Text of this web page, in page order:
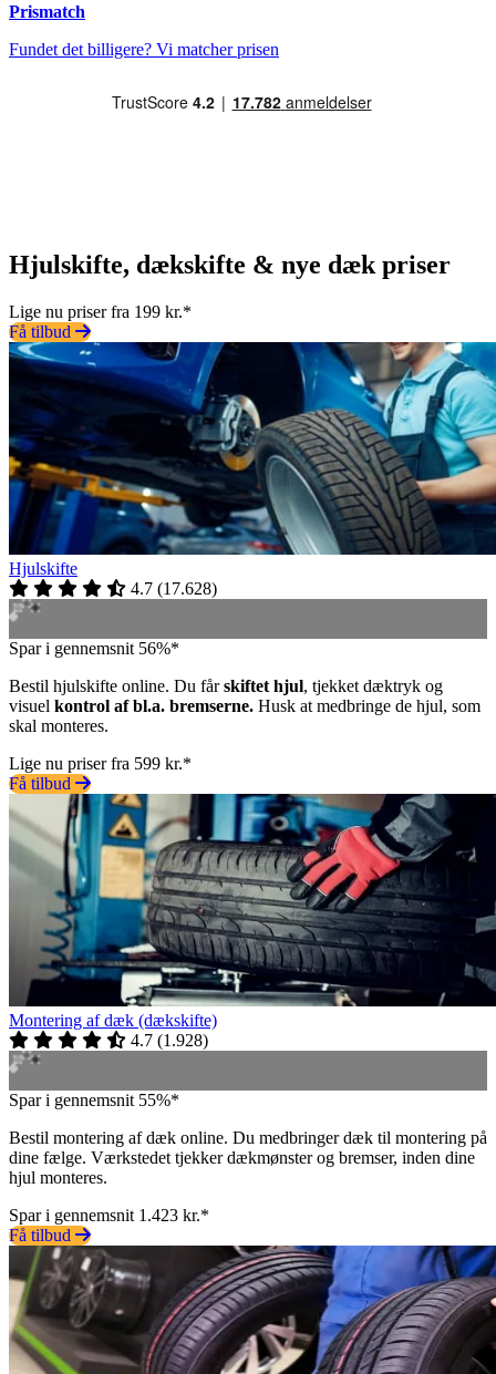
Prismatch
Fundet det billigere? Vi matcher prisen
Hjulskifte, dækskifte & nye dæk priser
Lige nu priser fra 199 kr.*
Få tilbud
Hjulskifte
4.7 (17.628)
Spar i gennemsnit 56%*
Bestil hjulskifte online. Du fårskiftet hjul, tjekket dæktryk og
visuel kontrol af bl.a. bremserne. Husk at medbringe de hjul, som
skal monteres.
Lige nu priser fra 599 kr.*
Få tilbud
Montering af dæk (dækskifte)
4.7 (1.928)
Spar i gennemsnit 55%*
Bestil montering af dæk online. Du medbringer dæk til montering på
dine fælge. Værkstedet tjekker dækmønster og bremser, inden dine
hjul monteres.
Spar i gennemsnit 1.423 kr.*
Få tilbud